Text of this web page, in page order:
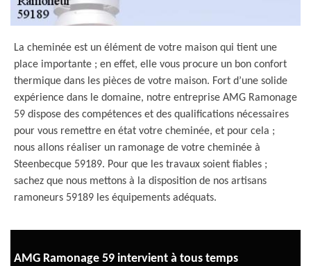
La cheminée est un élément de votre maison qui tient une
place importante ; en effet, elle vous procure un bon confort
thermique dans les pièces de votre maison. Fort d’une solide
expérience dans le domaine, notre entreprise AMG Ramonage
59 dispose des compétences et des qualifications nécessaires
pour vous remettre en état votre cheminée, et pour cela ;
nous allons réaliser un ramonage de votre cheminée à
Steenbecque 59189. Pour que les travaux soient fiables ;
sachez que nous mettons à la disposition de nos artisans
ramoneurs 59189 les équipements adéquats.
AMG Ramonage 59 intervient à tous temps